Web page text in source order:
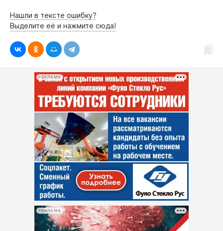
Нашли в тексте ошибку?
Выделите её и нажмите сюда!
РЕКЛАМА
РЕКЛАМА